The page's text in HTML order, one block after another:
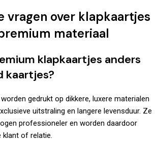
vragen over klapkaartjes
materiaal
klapkaartjes anders
kaartjes?
gedrukt op dikkere, luxere materialen
uitstraling en langere levensduur. Ze
professioneler en worden daardoor
klant of relatie.